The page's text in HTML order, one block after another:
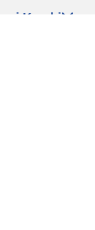
i Kombi